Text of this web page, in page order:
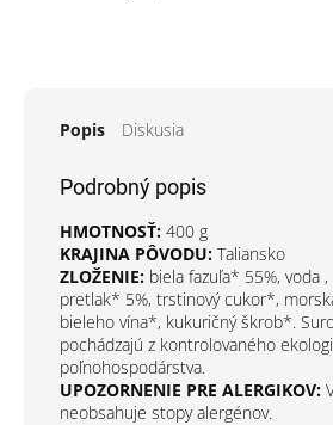
Popis Diskusia
Podrobný popis
HMOTNOSŤ: 400 g
KRAJINA PÔVODU: Taliansko
ZLOŽENIE: biela fazuľa* 55%, voda
pretlak* 5%, trstinový cukor*,
bieleho vína*, kukuričný škrob*.
pochádzajú z kontrolovaného
poľnohospodárstva.
UPOZORNENIE PRE ALERGIKOV:
neobsahuje stopy alergénov.